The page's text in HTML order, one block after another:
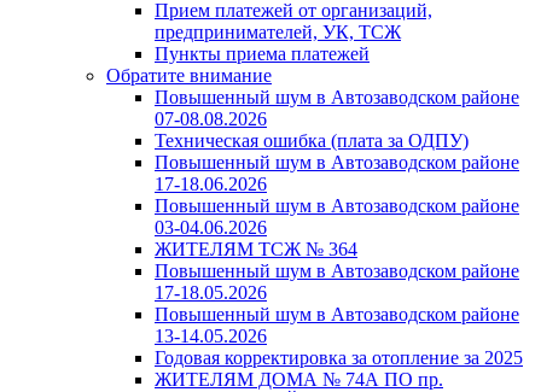
Прием платежей от организаций,
предпринимателей, УК, ТСЖ
Пункты приема платежей
Обратите внимание
Повышенный шум в Автозаводском районе
07-08.08.2026
Техническая ошибка (плата за ОДПУ)
Повышенный шум в Автозаводском районе
17-18.06.2026
Повышенный шум в Автозаводском районе
03-04.06.2026
ЖИТЕЛЯМ ТСЖ № 364
Повышенный шум в Автозаводском районе
17-18.05.2026
Повышенный шум в Автозаводском районе
13-14.05.2026
Годовая корректировка за отопление за 2025
ЖИТЕЛЯМ ДОМА № 74А ПО пр.